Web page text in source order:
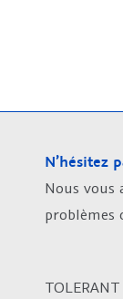
N’hésitez
Nous vous
problèmes